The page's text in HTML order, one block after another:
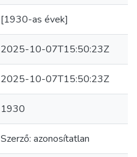
[1930-as évek]
2025-10-07T15:50:23Z
2025-10-07T15:50:23Z
1930
Szerző: azonosítatlan